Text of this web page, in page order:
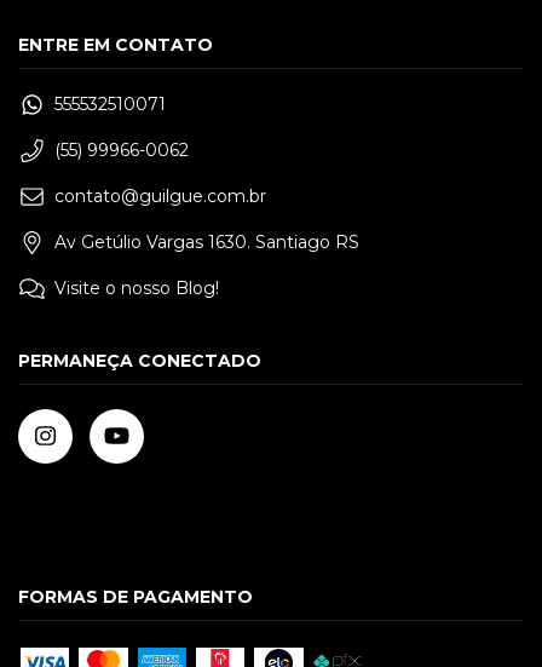
ENTRE EM CONTATO
555532510071
(55) 99966-0062
contato@guilgue.com.br
Av Getúlio Vargas 1630. Santiago RS
Visite o nosso Blog!
PERMANEÇA CONECTADO
FORMAS DE PAGAMENTO